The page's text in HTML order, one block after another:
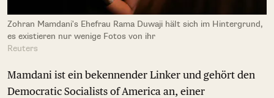
Zohran Mamdani's Ehefrau Rama Duwaji hält sich im Hintergrund,
es existieren nur wenige Fotos von ihr
Reuters
Mamdani ist ein bekennender Linker und gehört den
Democratic Socialists of America an, einer